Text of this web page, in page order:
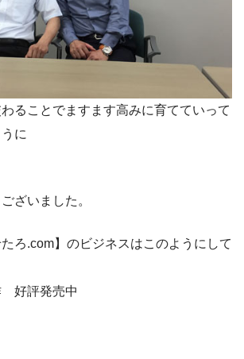
ることでますます高みに育てていって
に
ざいました。
たろ.com】のビジネスはこのようにして
評発売中